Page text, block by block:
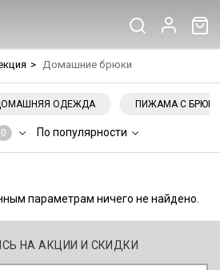
> Домашние брюки
ОДЕЖДА ПИЖАМА С
0 По популярности
параметрам ничего не найдено.
НА АКЦИИ И СКИДКИ